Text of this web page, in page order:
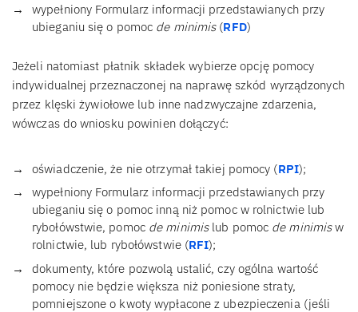
wypełniony Formularz informacji przedstawianych przy
ubieganiu się o pomoc de minimis (RFD)
Jeżeli natomiast płatnik składek wybierze opcję pomocy
indywidualnej przeznaczonej na naprawę szkód wyrządzonych
przez klęski żywiołowe lub inne nadzwyczajne zdarzenia,
wówczas do wniosku powinien dołączyć:
oświadczenie, że nie otrzymał takiej pomocy (RPI);
wypełniony Formularz informacji przedstawianych przy
ubieganiu się o pomoc inną niż pomoc w rolnictwie lub
rybołówstwie, pomoc de minimislub pomoc de minimisw
rolnictwie, lub rybołówstwie (RFI);
dokumenty, które pozwolą ustalić, czy ogólna wartość
pomocy nie będzie większa niż poniesione straty,
pomniejszone o kwoty wypłacone z ubezpieczenia (jeśli